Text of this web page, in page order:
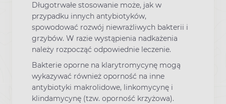
Długotrwałe stosowanie może, jak w
przypadku innych antybiotyków,
spowodować rozwój niewrażliwych bakterii i
grzybów. W razie wystąpienia nadkażenia
należy rozpocząć odpowiednie leczenie.
Bakterie oporne na klarytromycynę mogą
wykazywać również oporność na inne
antybiotyki makrolidowe, linkomycynę i
klindamycynę (tzw. oporność krzyżowa).